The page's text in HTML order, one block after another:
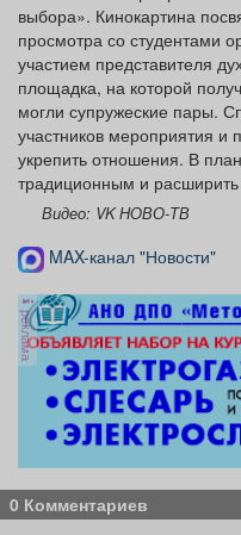
выбора». Кинокартина
просмотра со студентами
участием представителя
площадка, на которой
могли супружеские пары.
участников мероприятия и
укрепить отношения. В
традиционным и
Видео: VK НОВО-ТВ
MAX-канал "Новости"
реклама
0 Комментариев